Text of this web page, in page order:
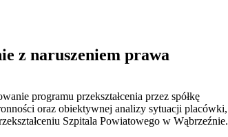
z naruszeniem prawa
programu przekształcenia przez spółkę
oraz obiektywnej analizy sytuacji placówki,
Szpitala Powiatowego w Wąbrzeźnie.